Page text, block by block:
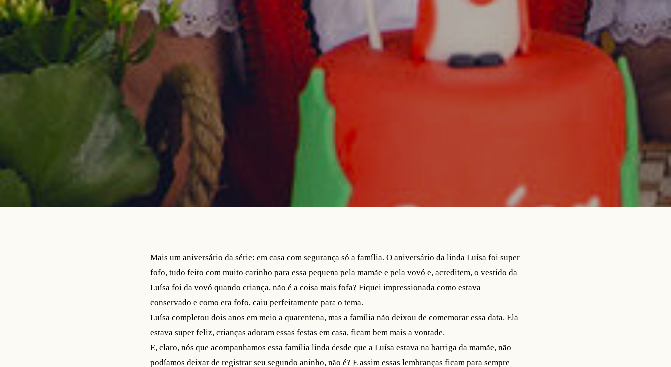
Mais um aniversário da série: em casa com segurança só a família. O aniversário da linda Luísa foi super
fofo, tudo feito com muito carinho para essa pequena pela mamãe e pela vovó e, acreditem, o vestido da
Luísa foi da vovó quando criança, não é a coisa mais fofa? Fiquei impressionada como estava
conservado e como era fofo, caiu perfeitamente para o tema.
Luísa completou dois anos em meio a quarentena, mas a família não deixou de comemorar essa data. Ela
estava super feliz, crianças adoram essas festas em casa, ficam bem mais a vontade.
E, claro, nós que acompanhamos essa família linda desde que a Luísa estava na barriga da mamãe, não
podíamos deixar de registrar seu segundo aninho, não é? E assim essas lembranças ficam para sempre